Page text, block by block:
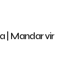
| Mandar vir